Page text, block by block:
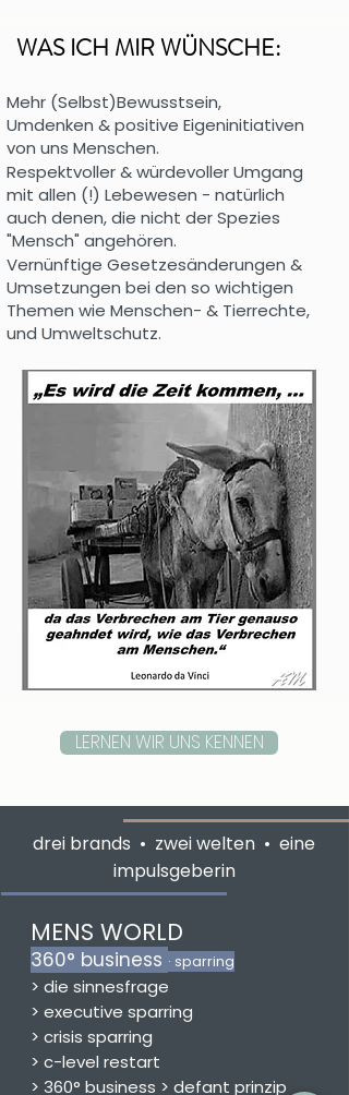
WAS ICH MIR WÜNSCHE:
Mehr (Selbst)Bewusstsein,
Umdenken & positive Eigeninitiativen
von uns Menschen.
Respektvoller & würdevoller Umgang
mit allen (!) Lebewesen - natürlich
auch denen, die nicht der Spezies
"Mensch" angehören.
Vernünftige Gesetzesänderungen &
Umsetzungen bei den so wichtigen
Themen wie Menschen- & Tierrechte,
und Umweltschutz.
LERNEN WIR UNS KENNEN
drei brands • zwei welten • eine
impulsgeberin
MENS WORLD
360° business · sparring
> die sinnesfrage
> executive sparring
> crisis sparring
> c-level restart
> 360° business > defant prinzip